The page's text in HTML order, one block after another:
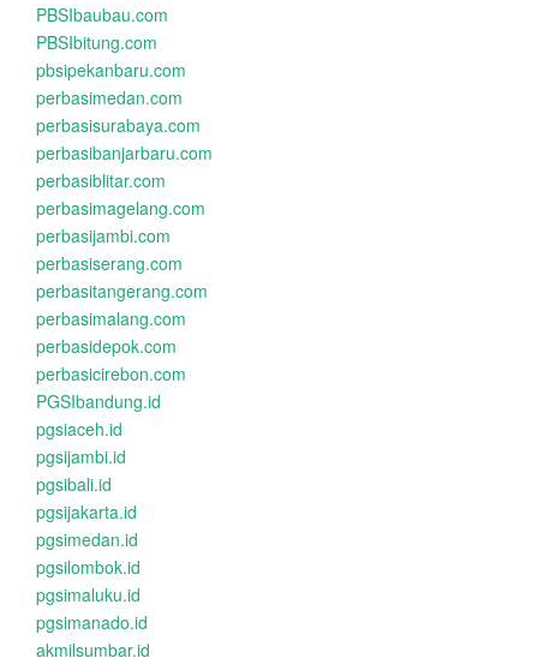
PBSIbaubau.com
PBSIbitung.com
pbsipekanbaru.com
perbasimedan.com
perbasisurabaya.com
perbasibanjarbaru.com
perbasiblitar.com
perbasimagelang.com
perbasijambi.com
perbasiserang.com
perbasitangerang.com
perbasimalang.com
perbasidepok.com
perbasicirebon.com
PGSIbandung.id
pgsiaceh.id
pgsijambi.id
pgsibali.id
pgsijakarta.id
pgsimedan.id
pgsilombok.id
pgsimaluku.id
pgsimanado.id
akmilsumbar.id